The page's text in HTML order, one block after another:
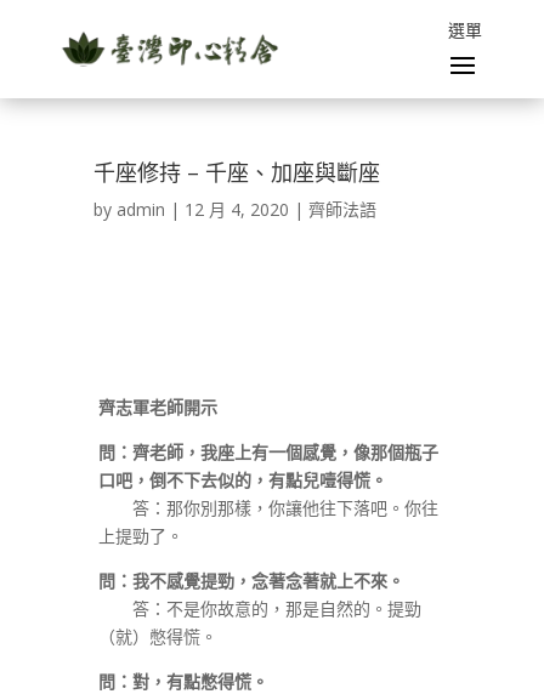
千座修持 – 千座、加座與斷座
by admin | 12 月 4, 2020 | 齊師法語
齊志軍老師開示
問：齊老師，我座上有一個感覺，像那個瓶子
口吧，倒不下去似的，有點兒噎得慌。
答：那你別那樣，你讓他往下落吧。你往
上提勁了。
問：我不感覺提勁，念著念著就上不來。
答：不是你故意的，那是自然的。提勁
（就）憋得慌。
問：對，有點憋得慌。